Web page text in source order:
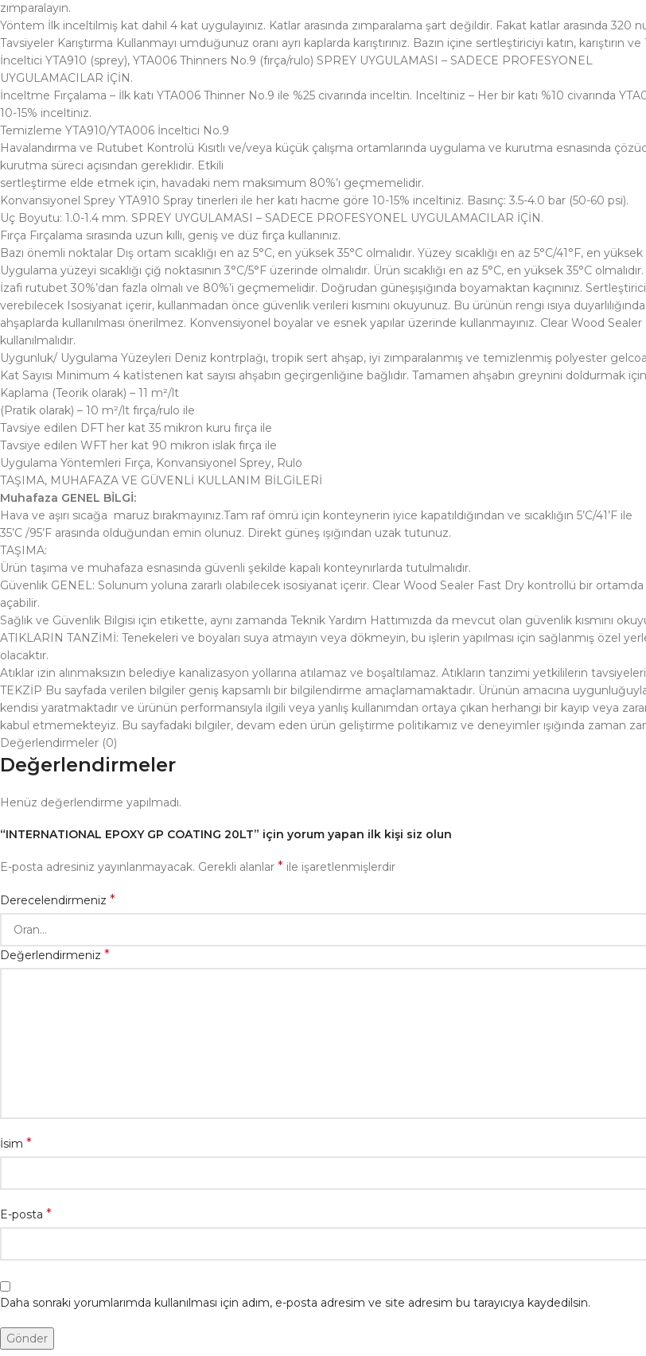
zımparalayın.
Yöntem İlk inceltilmiş kat dahil 4 kat uygulayınız. Katlar arasında zımparalama şart değildir. Fakat katlar arasında 320
Tavsiyeler Karıştırma Kullanmayı umduğunuz oranı ayrı kaplarda karıştırınız. Bazın içine sertleştiriciyi katın,
İnceltici YTA910 (sprey), YTA006 Thinners No.9 (fırça/rulo) SPREY UYGULAMASI – SADECE PROFESYONEL
UYGULAMACILAR İÇİN.
İnceltme Fırçalama – İlk katı YTA006 Thinner No.9 ile %25 civarında inceltin. Inceltiniz – Her bir katı %10 civarında
10-15% inceltiniz.
Temizleme YTA910/YTA006 İnceltici No.9
Havalandırma ve Rutubet Kontrolü Kısıtlı ve/veya küçük çalışma ortamlarında uygulama ve kurutma esnasında
kurutma süreci açısından gereklidir. Etkili
sertleştirme elde etmek için, havadaki nem maksimum 80%’ı geçmemelidir.
Konvansiyonel Sprey YTA910 Spray tinerleri ile her katı hacme göre 10-15% inceltiniz. Basınç: 3.5-4.0 bar (50-60 psi).
Uç Boyutu: 1.0-1.4 mm. SPREY UYGULAMASI – SADECE PROFESYONEL UYGULAMACILAR İÇİN.
Fırça Fırçalama sırasında uzun kıllı, geniş ve düz fırça kullanınız.
Bazı önemli noktalar Dış ortam sıcaklığı en az 5°C, en yüksek 35°C olmalıdır. Yüzey sıcaklığı en az 5°C/41°F, en yüksek
Uygulama yüzeyi sıcaklığı çiğ noktasının 3°C/5°F üzerinde olmalıdır. Ürün sıcaklığı en az 5°C, en yüksek 35°C olmalıdır.
İzafi rutubet 30%’dan fazla olmalı ve 80%’i geçmemelidir. Doğrudan güneşışığında boyamaktan kaçınınız.
verebilecek Isosiyanat içerir, kullanmadan önce güvenlik verileri kısmını okuyunuz. Bu ürünün rengi ısıya
ahşaplarda kullanılması önerilmez. Konvensiyonel boyalar ve esnek yapılar üzerinde kullanmayınız. Clear Wood
kullanılmalıdır.
Uygunluk/ Uygulama Yüzeyleri Deniz kontrplağı, tropik sert ahşap, iyi zımparalanmış ve temizlenmiş polyester
Kat Sayısı Minimum 4 katİstenen kat sayısı ahşabın geçirgenliğine bağlıdır. Tamamen ahşabın greynini doldurmak
Kaplama (Teorik olarak) – 11 m²/lt
(Pratik olarak) – 10 m²/lt fırça/rulo ile
Tavsiye edilen DFT her kat 35 mikron kuru fırça ile
Tavsiye edilen WFT her kat 90 mikron islak fırça ile
Uygulama Yöntemleri Fırça, Konvansiyonel Sprey, Rulo
TAŞIMA, MUHAFAZA VE GÜVENLİ KULLANIM BİLGİLERİ
Muhafaza GENEL BİLGİ:
Hava ve aşırı sıcağa maruz bırakmayınız.Tam raf ömrü için konteynerin iyice kapatıldığından ve sıcaklığın 5’C/41’F ile
35’C /95’F arasında olduğundan emin olunuz. Direkt güneş ışığından uzak tutunuz.
TAŞIMA:
Ürün taşıma ve muhafaza esnasında güvenli şekilde kapalı konteynırlarda tutulmalıdır.
Güvenlik GENEL: Solunum yoluna zararlı olabilecek isosiyanat içerir. Clear Wood Sealer Fast Dry kontrollü bir ortamda
açabilir.
Sağlık ve Güvenlik Bilgisi için etikette, aynı zamanda Teknik Yardım Hattımızda da mevcut olan güvenlik kısmını
ATIKLARIN TANZİMİ: Tenekeleri ve boyaları suya atmayın veya dökmeyin, bu işlerin yapılması için sağlanmış özel
olacaktır.
Atıklar izin alınmaksızın belediye kanalizasyon yollarına atılamaz ve boşaltılamaz. Atıkların tanzimi yetkililerin
TEKZİP Bu sayfada verilen bilgiler geniş kapsamlı bir bilgilendirme amaçlamamaktadır. Ürünün amacına
kendisi yaratmaktadır ve ürünün performansıyla ilgili veya yanlış kullanımdan ortaya çıkan herhangi bir kayıp veya
kabul etmemekteyiz. Bu sayfadaki bilgiler, devam eden ürün geliştirme politikamız ve deneyimler ışığında zaman
Değerlendirmeler (0)
Değerlendirmeler
Henüz değerlendirme yapılmadı.
“INTERNATIONAL EPOXY GP COATING 20LT” için yorum yapan ilk kişi siz olun
E-posta adresiniz yayınlanmayacak. Gerekli alanlar * ile işaretlenmişlerdir
Derecelendirmeniz *
Değerlendirmeniz *
İsim *
E-posta *
Daha sonraki yorumlarımda kullanılması için adım, e-posta adresim ve site adresim bu tarayıcıya kaydedilsin.